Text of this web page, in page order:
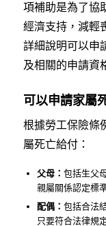
項補助是為了協
經濟支持，減輕
詳細說明可以申
及相關的申請資
可以申請家屬
根據勞工保險條
屬死亡給付：
父母： 包括生父
親屬關係認定標
配偶： 包括合法
只要符合法律規